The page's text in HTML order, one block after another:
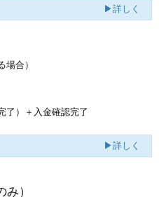
▶詳しく
場合）
了） ＋入金確認完了
▶詳しく
み）